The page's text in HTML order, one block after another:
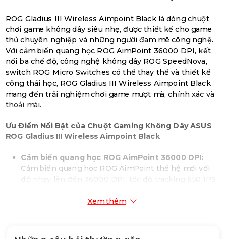
ROG Gladius III Wireless Aimpoint Black là dòng chuột
chơi game không dây siêu nhẹ, được thiết kế cho game
thủ chuyên nghiệp và những người đam mê công nghệ.
Với cảm biến quang học ROG AimPoint 36000 DPI, kết
nối ba chế độ, công nghệ không dây ROG SpeedNova,
switch ROG Micro Switches có thể thay thế và thiết kế
công thái học, ROG Gladius III Wireless Aimpoint Black
mang đến trải nghiệm chơi game mượt mà, chính xác và
thoải mái.
Ưu Điểm Nổi Bật của Chuột Gaming Không Dây ASUS
ROG Gladius III Wireless Aimpoint Black
Cảm biến quang học ROG AimPoint 36000 DPI:
Cảm biến quang học ROG AimPoint thế hệ mới với
độ nhạy lên đến 36000 DPI, tốc độ tracking 650 IPS
tốc độ vượt trội, giúp bạn làm chủ mọi trận đấu.
Xem thêm